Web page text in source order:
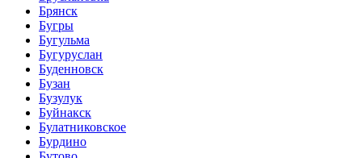
Брянск
Бугры
Бугульма
Бугуруслан
Буденновск
Бузан
Бузулук
Буйнакск
Булатниковское
Бурдино